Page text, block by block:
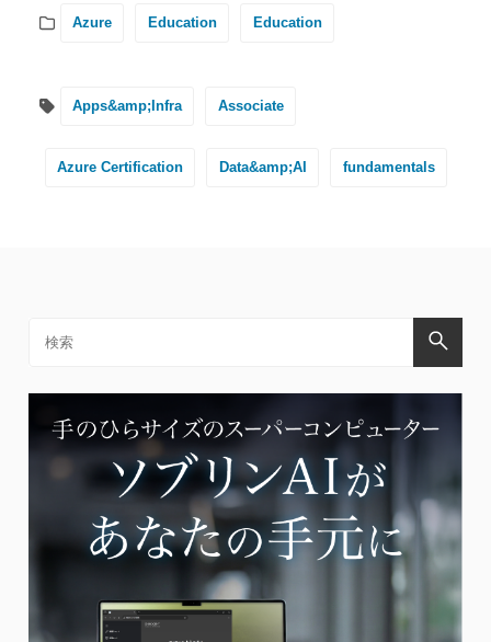
Azure Education Education
Apps&amp;Infra Associate
Azure Certification Data&amp;AI fundamentals